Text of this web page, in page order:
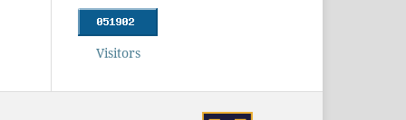
Visitors